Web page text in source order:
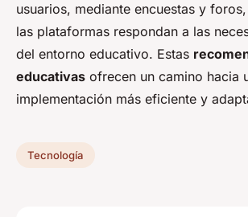
usuarios, mediante encuestas y
las plataformas respondan a las
del entorno educativo. Estas
educativas ofrecen un camino hacia
implementación más eficiente y
Tecnología